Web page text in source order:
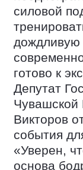
силовой
дождливую
готово к
Депутат
Чувашской
Викторов
события
«Уверен,
основа